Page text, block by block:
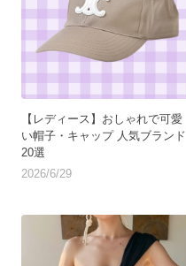
【レディース】おしゃれで可愛
い帽子・キャップ 人気ブランド
20選
2026/6/29